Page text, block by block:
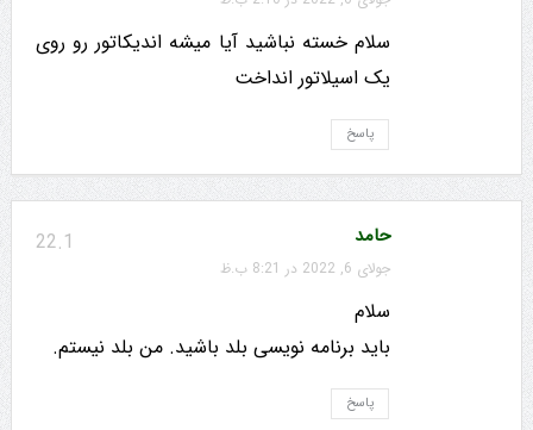
سلام خسته نباشید آیا میشه اندیکاتور رو روی
یک اسیلاتور انداخت
پاسخ
22.1 حامد
جولای 6, 2022 در 8:21 ب.ظ
سلام
باید برنامه نویسی بلد باشید. من بلد نیستم.
پاسخ